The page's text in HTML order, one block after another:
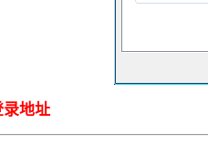
录地址